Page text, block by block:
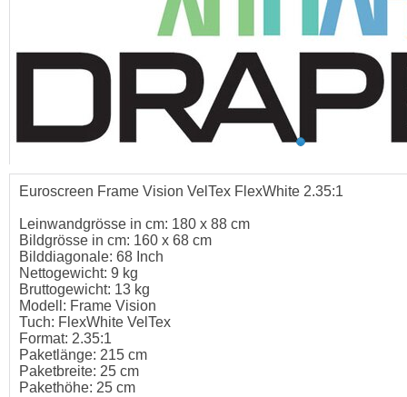
Euroscreen Frame Vision VelTex FlexWhite 2.35:1
Leinwandgrösse in cm: 180 x 88 cm
Bildgrösse in cm: 160 x 68 cm
Bilddiagonale: 68 Inch
Nettogewicht: 9 kg
Bruttogewicht: 13 kg
Modell: Frame Vision
Tuch: FlexWhite VelTex
Format: 2.35:1
Paketlänge: 215 cm
Paketbreite: 25 cm
Pakethöhe: 25 cm